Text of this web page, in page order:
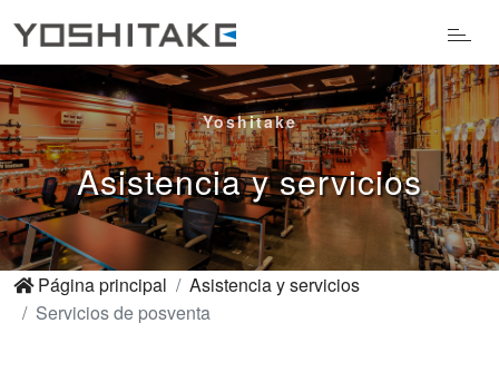
Yoshitake
Asistencia y servicios
Página principal
Asistencia y servicios
Servicios de posventa